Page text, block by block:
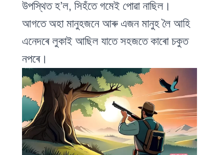
উপস্থিত হ’ল, সিহঁতে গমেই পোৱা নাছিল।
আগতে অহা মানুহজনে আৰু এজন মানুহ লৈ আহি
এনেদৰে লুকাই আছিল যাতে সহজতে কাৰো চকুত
নপৰে।